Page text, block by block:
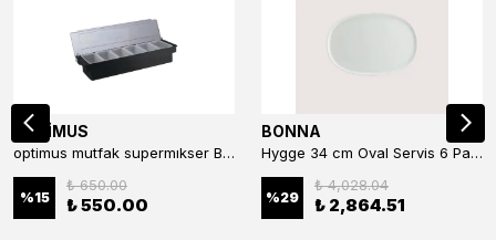
OPTİMUS
optimus mutfak supermıkser Bar Konteyner 6'lı 50×16×9 cm Kapaklı Polikarbon Organizer Bar & Kafe
%15
₺ 650.00
₺ 550.00
BONNA
Hygge 34 cm Oval Servis 6 Parça
%29
₺ 4,028.04
₺ 2,864.51